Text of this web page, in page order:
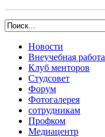
Новости
Внеучебная работа
Клуб менторов
Студсовет
Форум
Фотогалерея
сотрудникам
Профком
Медиацентр